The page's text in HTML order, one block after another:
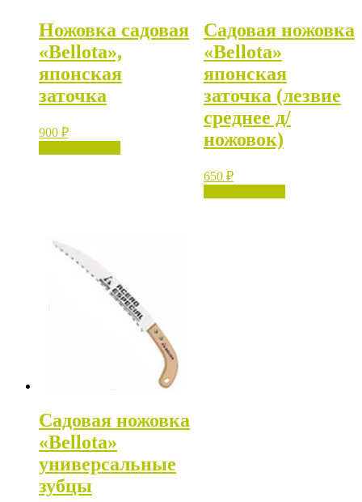
Ножовка садовая
«Bellota»,
японская
заточка
900 ₽
Садовая ножовка
«Bellota»
японская
заточка (лезвие
среднее д/
ножовок)
650 ₽
Садовая ножовка
«Bellota»
универсальные
зубцы